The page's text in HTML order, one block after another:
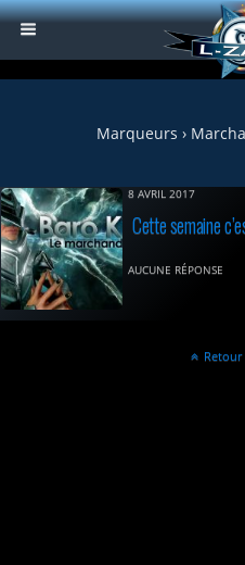
Marqueurs ›
8 AVRIL 2017
Cette semaine
AUCUNE RÉPONSE